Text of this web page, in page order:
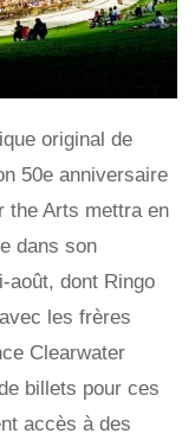
original de
50e anniversaire
the Arts mettra en
dans son
août, dont Ringo
les frères
Clearwater
billets pour ces
accès à des